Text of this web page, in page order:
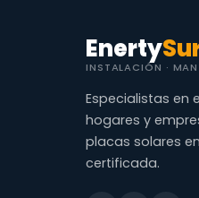
Enerty
INSTALACIÓN ·
Especialistas en
hogares y
placas solares
certificada.